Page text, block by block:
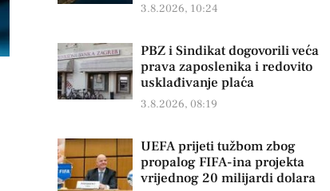
3.8.2026, 10:24
PBZ i Sindikat dogovorili veća
prava zaposlenika i redovito
usklađivanje plaća
3.8.2026, 08:19
UEFA prijeti tužbom zbog
propalog FIFA-ina projekta
vrijednog 20 milijardi dolara